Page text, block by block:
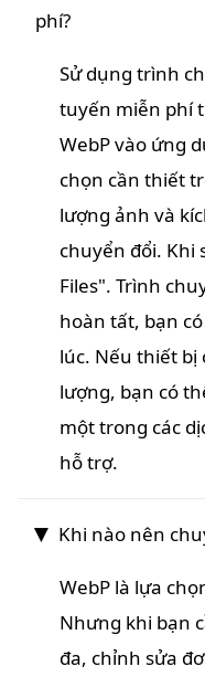
phí?
Sử dụng trình
tuyến miễn phí
WebP vào ứng
chọn cần thiết
lượng ảnh và
chuyển đổi. Khi
Files". Trình
hoàn tất, bạn
lúc. Nếu thiết bị
lượng, bạn có
một trong các
hỗ trợ.
Khi nào nên
WebP là lựa
Nhưng khi bạn
đa, chỉnh sửa